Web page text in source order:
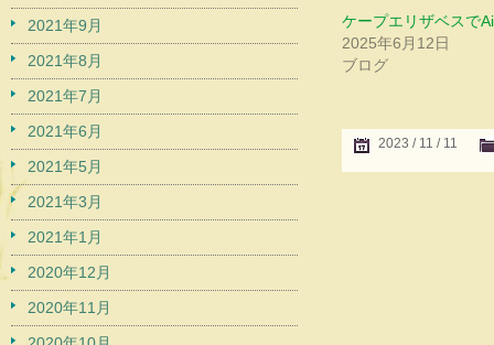
ケープエリザベスで
2025年6月12日
ブログ
2023 / 11 / 11
2021年9月
2021年8月
2021年7月
2021年6月
2021年5月
2021年3月
2021年1月
2020年12月
2020年11月